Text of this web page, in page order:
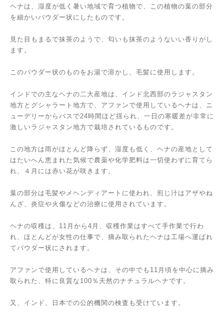
ヘナは、湿度が低く暑い地域で育つ植物で、この植物の葉の部分
を細かいパウダー状にしたものです。
見た目もまるで抹茶のようで、匂いも抹茶のようないい香りがし
ます。
このパウダー状のものをお湯で溶かし、毛髪に使用します。
インドでの主なヘナの二大産地は、インド北西部のラジャスタン
地方とグシャラート地方で、アファンで使用しているヘナは、ニ
ューデリーからバスで24時間ほど揺られ、一日の寒暖差が非常に
激しいラジャスタン地方で栽培されているものです。
この地方は雨がほとんど降らず、湿度も低く、ヘナの産地として
はたいへん恵まれた気候で農薬や化学肥料は一切使わずに育てら
れ、４月には赤い花が咲きます。
葉の部分は毛髪やメヘンディアートに使われ、煎じ汁はアザやね
んざ、炎症や火傷などの治療に使用されています。
ヘナの収穫は、11月から4月、収穫作業はすべて手作業で行わ
れ、ほとんどが女性の仕事で、摘み取られたヘナは工場へ運ばれ
てパウダー状にされます。
アファンで使用しているヘナは、その中でも11月頃を中心に摘み
取られた、特に良質な100％天然のナチュラルヘナです。
又、インド、日本での公的機関の検査も受けています。